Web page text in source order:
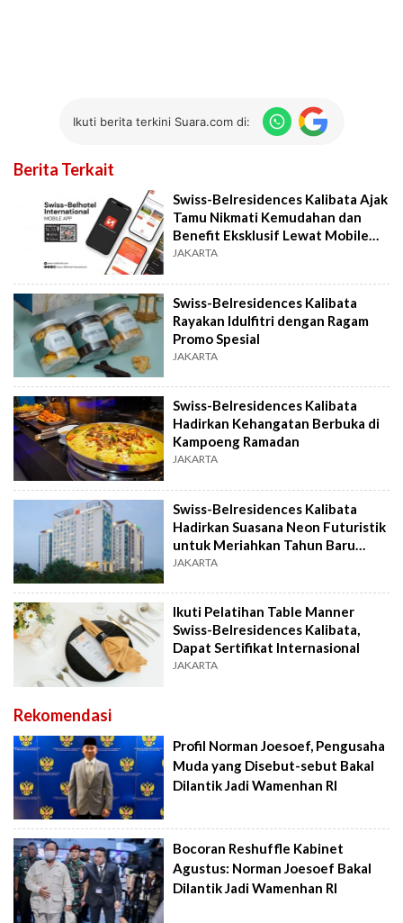
Ikuti berita terkini Suara.com di:
Berita Terkait
Swiss-Belresidences Kalibata Ajak
Tamu Nikmati Kemudahan dan
Benefit Eksklusif Lewat Mobile
App
JAKARTA
Swiss-Belresidences Kalibata
Rayakan Idulfitri dengan Ragam
Promo Spesial
JAKARTA
Swiss-Belresidences Kalibata
Hadirkan Kehangatan Berbuka di
Kampoeng Ramadan
JAKARTA
Swiss-Belresidences Kalibata
Hadirkan Suasana Neon Futuristik
untuk Meriahkan Tahun Baru
2026
JAKARTA
Ikuti Pelatihan Table Manner
Swiss-Belresidences Kalibata,
Dapat Sertifikat Internasional
JAKARTA
Rekomendasi
Profil Norman Joesoef, Pengusaha
Muda yang Disebut-sebut Bakal
Dilantik Jadi Wamenhan RI
Bocoran Reshuffle Kabinet
Agustus: Norman Joesoef Bakal
Dilantik Jadi Wamenhan RI